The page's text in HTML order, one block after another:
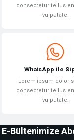
consectetur tellus
vulputate.
WhatsApp ile
Lorem ipsum dolor
consectetur tellus
vulputate.
E-Bültenimize